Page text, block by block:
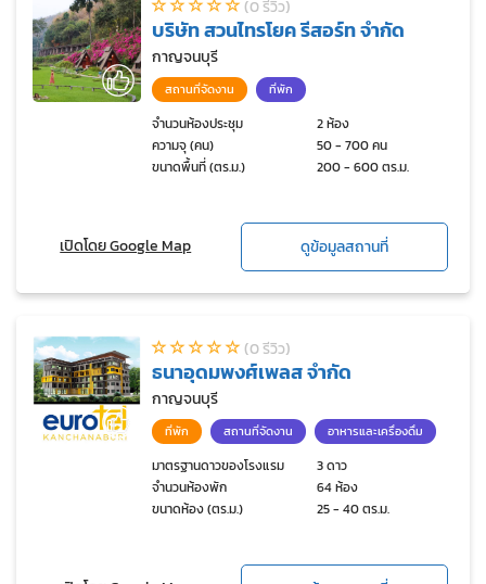
(0 รีวิว)
บริษัท สวนไทรโยค รีสอร์ท จำกัด
กาญจนบุรี
สถานที่จัดงาน ที่พัก
จำนวนห้องประชุม
2 ห้อง
ความจุ (คน)
50 - 700 คน
ขนาดพื้นที่ (ตร.ม.)
200 - 600 ตร.ม.
เปิดโดย Google Map ดูข้อมูลสถานที่
(0 รีวิว)
ธนาอุดมพงศ์เพลส จำกัด
กาญจนบุรี
ที่พัก สถานที่จัดงาน อาหารและเครื่องดื่ม
มาตรฐานดาวของโรงแรม
3 ดาว
จำนวนห้องพัก
64 ห้อง
ขนาดห้อง (ตร.ม.)
25 - 40 ตร.ม.